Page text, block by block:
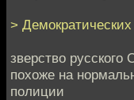
>
зверство
похоже на
полиции